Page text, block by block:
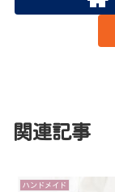
関連記事
ハンドメイド